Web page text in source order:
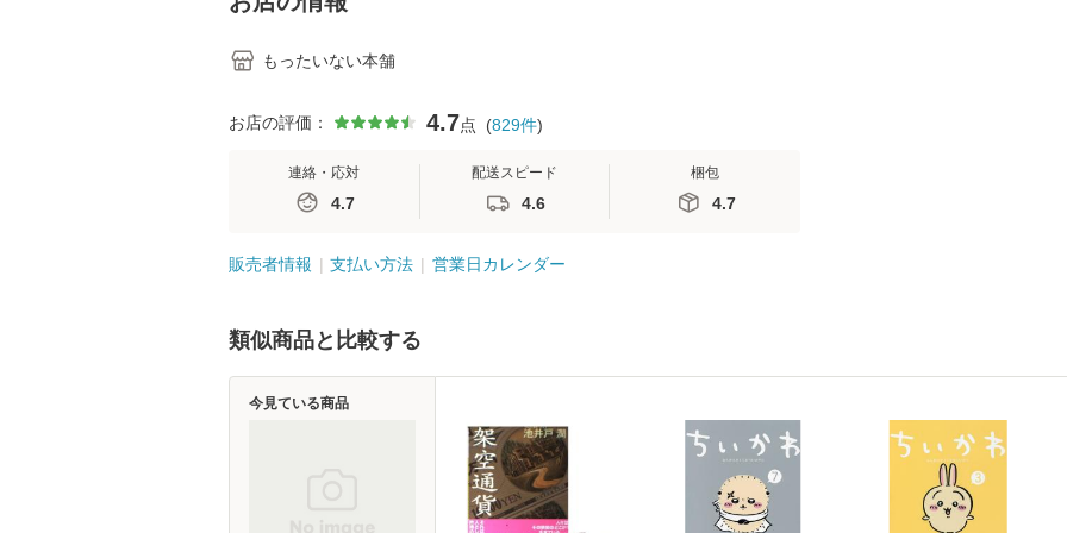
もったいない本舗
お店の評価： 4.7点 (829件)
連絡・応対
4.7
配送スピード
4.6
梱包
4.7
販売者情報 支払い方法 営業日カレンダー
類似商品と比較する
今見ている商品